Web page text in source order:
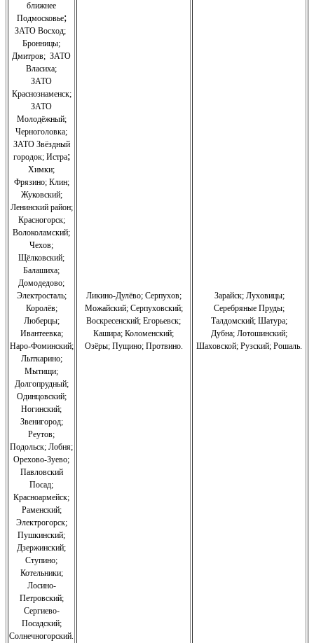
ближнее
Подмосковье;
ЗАТО Восход;
Бронницы;
Дмитров; ЗАТО
Власиха;
ЗАТО
Краснознаменск;
ЗАТО
Молодёжный;
Черноголовка;
ЗАТО Звёздный
городок; Истра;
Химки;
Фрязино;Клин;
Жуковский;
Ленинский район;
Красногорск;
Волоколамский;
Чехов;
Щёлковский;
Балашиха;
Домодедово;
Электросталь;
Королёв;
Люберцы;
Ивантеевка;
Наро-Фоминский;
Лыткарино;
Мытищи;
Долгопрудный;
Одинцовский;
Ногинский;
Звенигород;
Реутов;
Подольск; Лобня;
Орехово-Зуево;
Павловский
Посад;
Красноармейск;
Раменский;
Электрогорск;
Пушкинский;
Дзержинский;
Ступино;
Котельники;
Лосино-
Петровский;
Сергиево-
Посадский;
Солнечногорский.
Ликино-Дулёво;Серпухов;
Можайский;Серпуховский;
Воскресенский; Егорьевск;
Кашира; Коломенский;
Озёры;Пущино;Протвино.
Зарайск; Луховицы;
Серебряные Пруды;
Талдомский; Шатура;
Дубна; Лотошинский;
Шаховской; Рузский; Рошаль.